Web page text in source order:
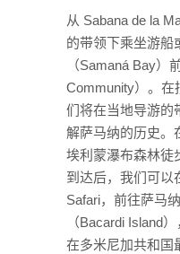
从 Sabana de la
的带领下乘坐游船
（Samaná Bay）
Community）。在
们将在当地导游的
解萨马纳的历史。
埃利蒙瀑布森林徒
到达后，我们可以
Safari，前往萨马
（Bacardi Island
在多米尼加共和国